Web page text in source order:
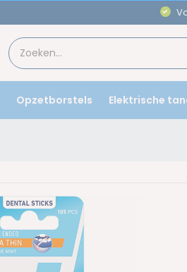
Opzetborstels Elektrische